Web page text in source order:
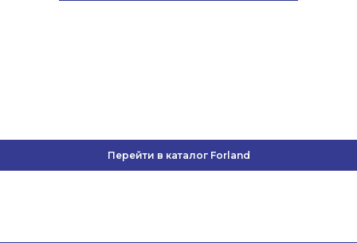
Перейти в каталог Forland